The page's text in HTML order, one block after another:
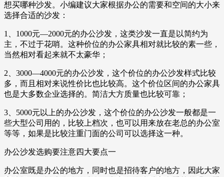
想买哪种沙发。小编建议大家根据办公的需要和空间的大小来
选择合适的沙发：
1、1000元—2000元的办公沙发，这类沙发一直是以简约为
主，不过于花哨。这种价位的办公家具相对就比较的素一些，
当然相对看起来就不太豪华；
2、3000—4000元的办公沙发，这个价位的办公沙发样式比较
多，而且相对来说性价比也比较高。这个价位区间的办公家具
也是大多数企业选择的。简洁大方质量也比较可靠；
3、5000元以上的办公沙发，这个价位的办公沙发一般都是一
些大型公司用的，比较上档次，也可以用来放在老总的办公室
等等，如果是比较注重门面的公司可以选择这一种。
办公沙发选购要注意四大要点一
办公室既是办公的地方，同时也是招待客户的地方，因此大家